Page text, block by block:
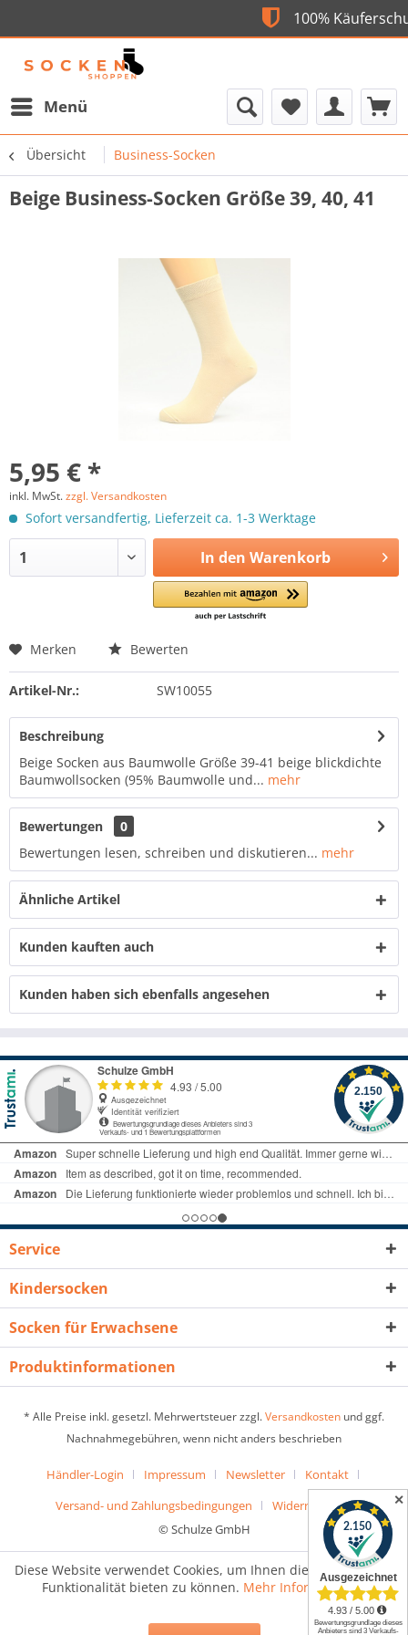
Flexible Bezahlung
100%
Menü
Übersicht Business-Socken
Beige Business-Socken Größe 39, 40, 41
5,95 € *
inkl. MwSt.zzgl. Versandkosten
Sofort versandfertig, Lieferzeit ca. 1-3 Werktage
In den Warenkorb
Merken Bewerten
Artikel-Nr.: SW10055
Beschreibung
Beige Socken aus Baumwolle Größe 39-41 beige blickdichte
Baumwollsocken (95% Baumwolle und... mehr
Bewertungen
0
Bewertungen lesen, schreiben und diskutieren... mehr
Ähnliche Artikel
Kunden kauften auch
Kunden haben sich ebenfalls angesehen
✕
Service
Kindersocken
Socken für Erwachsene
Produktinformationen
* Alle Preise inkl. gesetzl. Mehrwertsteuer zzgl.Versandkosten und ggf.
Nachnahmegebühren, wenn nicht anders beschrieben
Händler-Login Impressum Newsletter
Kontakt
Versand- und Zahlungsbedingungen
Widerrufsrecht
© Schulze GmbH
Diese Website verwendet Cookies, um Ihnen die bestmögliche
Funktionalität bieten zu können. Mehr Informationen